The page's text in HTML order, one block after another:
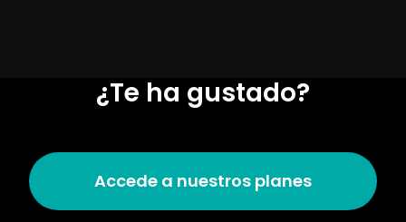
¿Te ha gustado?
Accede a nuestros planes